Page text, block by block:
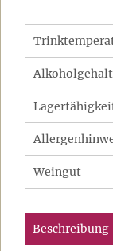
Alkoholgehalt
Weingut
Beschreibung